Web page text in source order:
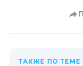
ТАКЖЕ ПО ТЕМЕ